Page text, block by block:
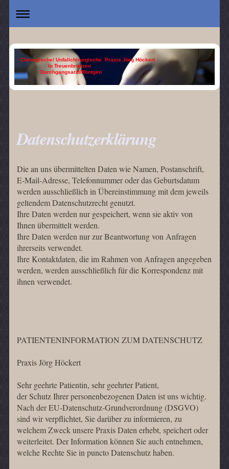
Chirurgische/ Unfallchirurgische Praxis Jörg Höckert
in Treuenbrietzen
Durchgangsarzt/Röntgen
Datenschutzerklärung
Die an uns übermittelten Daten wie Namen, Postanschrift,
E-Mail-Adresse, Telefonnummer oder das Geburtsdatum
werden ausschließlich in Übereinstimmung mit dem jeweils
geltendem Datenschutzrecht genutzt.
Ihre Daten werden nur gespeichert, wenn sie aktiv von
Ihnen übermittelt werden.
Ihre Daten werden nur zur Beantwortung von Anfragen
ihrerseits verwendet.
Ihre Kontaktdaten, die im Rahmen von Anfragen angegeben
werden, werden ausschließlich für die Korrespondenz mit
ihnen verwendet.
PATIENTENINFORMATION ZUM DATENSCHUTZ
Praxis Jörg Höckert
Sehr geehrte Patientin, sehr geehrter Patient,
der Schutz Ihrer personenbezogenen Daten ist uns wichtig.
Nach der EU-Datenschutz-Grundverordnung (DSGVO)
sind wir verpflichtet, Sie darüber zu informieren, zu
welchem Zweck unsere Praxis Daten erhebt, speichert oder
weiterleitet. Der Information können Sie auch entnehmen,
welche Rechte Sie in puncto Datenschutz haben.